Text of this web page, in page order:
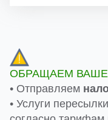
ОБРАЩАЕМ
• Отправляем
• Услуги